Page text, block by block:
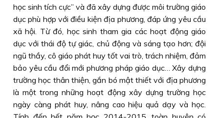
học sinh tích cực” và đã xây dựng được môi trường giáo
dục phù hợp với điều kiện địa phương, đáp ứng yêu cầu
xã hội. Từ đó, học sinh tham gia các hoạt động giáo
dục với thái độ tự giác, chủ động và sáng tạo hơn; đội
ngũ thầy, cô giáo phát huy tốt vai trò, trách nhiệm, đảm
bảo yêu cầu đổi mới phương pháp giáo dục… Xây dựng
trường học thân thiện, gắn bó mật thiết với địa phương
là một trong những hoạt động xây dựng trường học
ngày càng phát huy, nâng cao hiệu quả dạy và học.